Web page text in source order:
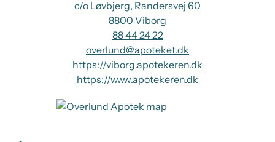
c/o Løvbjerg, Randersvej 60
8800 Viborg
88 44 24 22
overlund@apoteket.dk
https://viborg.apotekeren.dk
https://www.apotekeren.dk